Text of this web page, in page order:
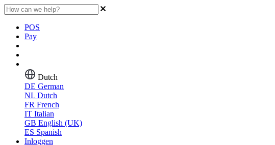
POS
Pay
Dutch
DE German
NL Dutch
FR French
IT Italian
GB English (UK)
ES Spanish
Inloggen